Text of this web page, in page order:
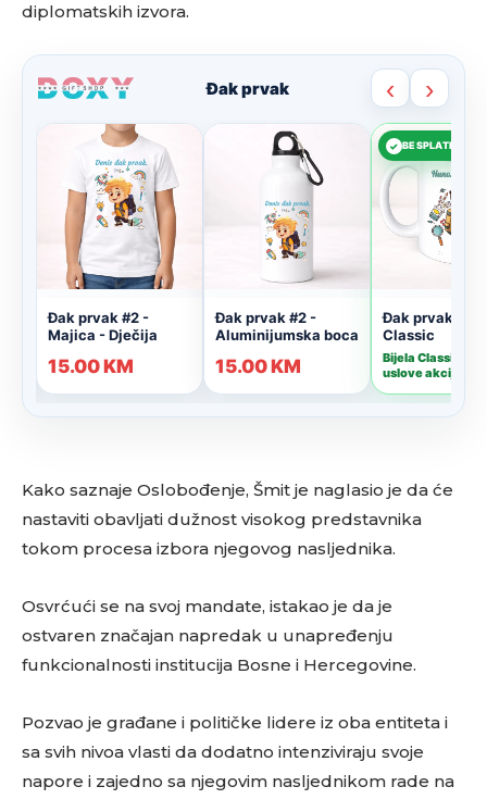
diplomatskih izvora.
Kako saznaje Oslobođenje, Šmit je naglasio je da će
nastaviti obavljati dužnost visokog predstavnika
tokom procesa izbora njegovog nasljednika.
Osvrćući se na svoj mandate, istakao je da je
ostvaren značajan napredak u unapređenju
funkcionalnosti institucija Bosne i Hercegovine.
Pozvao je građane i političke lidere iz oba entiteta i
sa svih nivoa vlasti da dodatno intenziviraju svoje
napore i zajedno sa njegovim nasljednikom rade na